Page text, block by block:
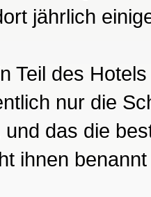
jährlich
Teil des
nur die
und das die
ihnen